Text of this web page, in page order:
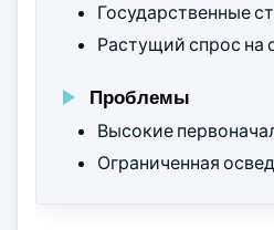
Государственные
Растущий спрос на
Проблемы
Высокие
Ограниченная